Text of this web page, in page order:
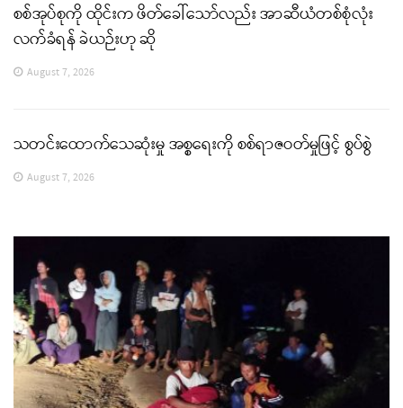
စစ်အုပ်စုကို ထိုင်းက ဖိတ်ခေါ်သော်လည်း အာဆီယံတစ်စုံလုံး
လက်ခံရန် ခဲယဉ်းဟု ဆို
August 7, 2026
သတင်းထောက်သေဆုံးမှု အစ္စရေးကို စစ်ရာဇဝတ်မှုဖြင့် စွပ်စွဲ
August 7, 2026